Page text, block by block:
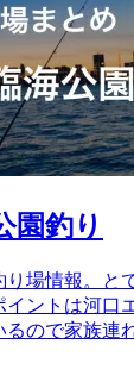
園釣り
場情報。と
イントは河
ので家族連